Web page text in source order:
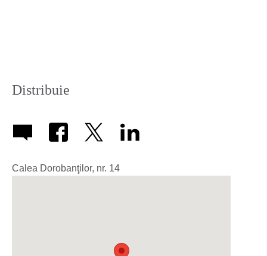
Distribuie
Calea Dorobanţilor, nr. 14